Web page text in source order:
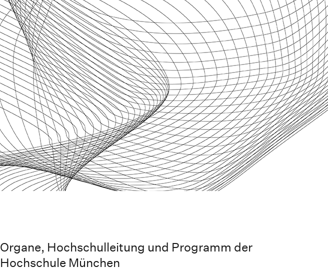
Organe, Hochschulleitung und Programm der
Hochschule München